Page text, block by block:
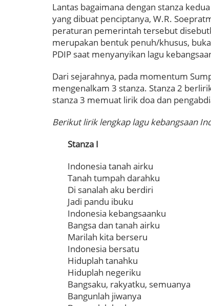
Lantas bagaimana dengan stanza
yang dibuat penciptanya, W.R.
peraturan pemerintah tersebut
merupakan bentuk penuh/khusus,
PDIP saat menyanyikan lagu
Dari sejarahnya, pada momentum
mengenalkam 3 stanza. Stanza 2
stanza 3 memuat lirik doa dan
Berikut lirik lengkap lagu kebangsaan
Stanza I
Indonesia tanah airku
Tanah tumpah darahku
Di sanalah aku berdiri
Jadi pandu ibuku
Indonesia kebangsaanku
Bangsa dan tanah airku
Marilah kita berseru
Indonesia bersatu
Hiduplah tanahku
Hiduplah negeriku
Bangsaku, rakyatku, semuanya
Bangunlah jiwanya